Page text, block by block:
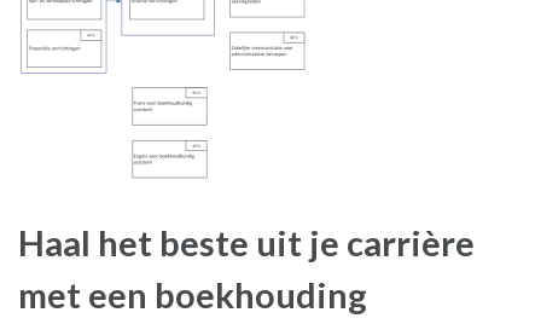
Haal het beste uit je carrière
met een boekhouding